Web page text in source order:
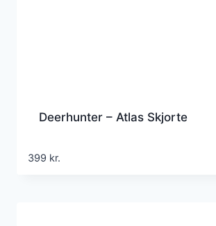
Deerhunter – Atlas Skjorte
399 kr.